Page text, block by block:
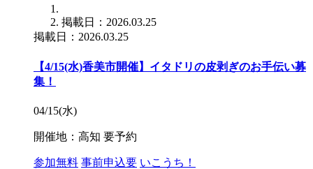
掲載日：2026.03.25
掲載日：2026.03.25
【4/15(水)香美市開催】イタドリの皮剥ぎのお手伝い募
集！
04/15(水)
開催地：高知 要予約
参加無料 事前申込要 いこうち！